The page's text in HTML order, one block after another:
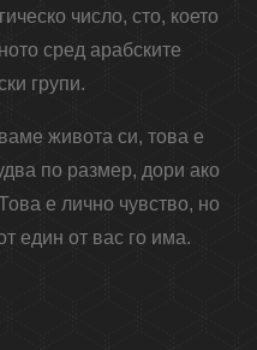
число, сто, което
сред арабските
групи.
живота си, това е
по размер, дори ако
е лично чувство, но
един от вас го има.